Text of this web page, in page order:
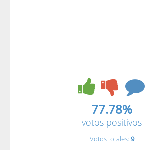
77.78%
votos positivos
Votos totales: 9